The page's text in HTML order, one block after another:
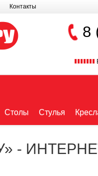
Контакты
8
Столы Стулья
-